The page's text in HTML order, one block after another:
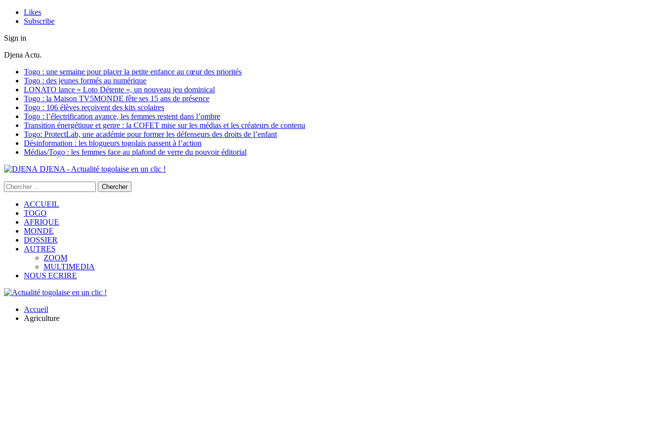
Likes
Subscribe
Sign in
Djena Actu.
Togo : une semaine pour placer la petite enfance au cœur des priorités
Togo : des jeunes formés au numérique
LONATO lance « Loto Détente », un nouveau jeu dominical
Togo : la Maison TV5MONDE fête ses 15 ans de présence
Togo : 106 élèves reçoivent des kits scolaires
Togo : l’électrification avance, les femmes restent dans l’ombre
Transition énergétique et genre : la COFET mise sur les médias et les créateurs de contenu
Togo: ProtectLab, une académie pour former les défenseurs des droits de l’enfant
Désinformation : les blogueurs togolais passent à l’action
Médias/Togo : les femmes face au plafond de verre du pouvoir éditorial
DJENA - Actualité togolaise en un clic !
ACCUEIL
TOGO
AFRIQUE
MONDE
DOSSIER
AUTRES
ZOOM
MULTIMEDIA
NOUS ECRIRE
Accueil
Agriculture